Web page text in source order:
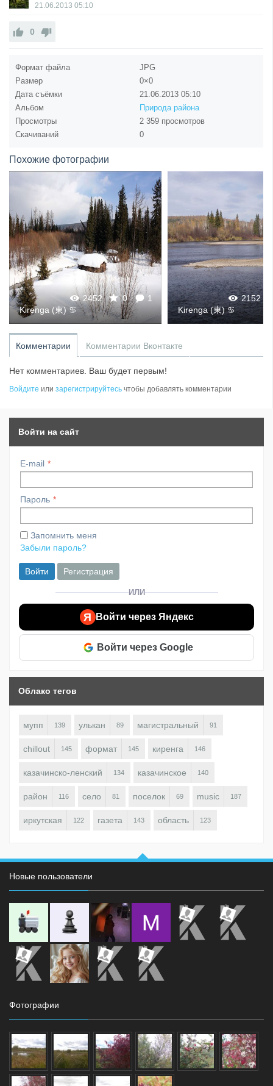
21.06.2013 05:10
0
Формат файла
JPG
Размер
0×0
Дата съёмки
21.06.2013 05:10
Альбом
Природа района
Просмотры
2 359 просмотров
Скачиваний
0
Похожие фотографии
2452 0
1
Kirenga (東) ♋
2152
Kirenga (東) ♋
Комментарии Комментарии Вконтакте
Нет комментариев. Ваш будет первым!
Войдите или зарегистрируйтесь чтобы добавлять комментарии
Войти на сайт
E-mail
Пароль
Запомнить меня
Забыли пароль?
Войти Регистрация
ИЛИ
Я Войти через Яндекс
Войти через Google
Облако тегов
мупп 139 улькан 89 магистральный 91
chillout 145 формат 145 киренга 146
казачинско-ленский 134 казачинское 140
район 116 село 81 поселок 69 music 187
иркутская 122 газета 143 область 123
Новые пользователи
Фотографии